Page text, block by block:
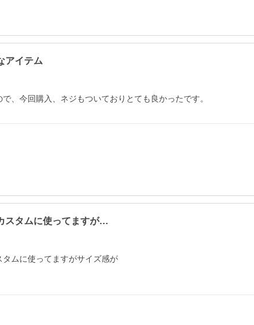
アイテム
、今回購入、ネジもついておりとても良かったです。
スタムに使ってますが…
タムに使ってますがサイズ感が